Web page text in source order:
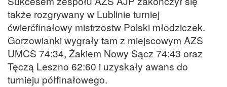
także rozgrywany w Lublinie turniej
ćwierćfinałowy mistrzostw Polski młodziczek.
Gorzowianki wygrały tam z miejscowym AZS
UMCS 74:34, Żakiem Nowy Sącz 74:43 oraz
Tęczą Leszno 62:60 i uzyskały awans do
turnieju półfinałowego.